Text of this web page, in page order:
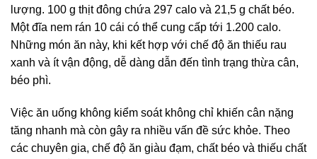
lượng. 100 g thịt đông chứa 297 calo và 21,5 g chất béo.
Một đĩa nem rán 10 cái có thể cung cấp tới 1.200 calo.
Những món ăn này, khi kết hợp với chế độ ăn thiếu rau
xanh và ít vận động, dễ dàng dẫn đến tình trạng thừa cân,
béo phì.
Việc ăn uống không kiểm soát không chỉ khiến cân nặng
tăng nhanh mà còn gây ra nhiều vấn đề sức khỏe. Theo
các chuyên gia, chế độ ăn giàu đạm, chất béo và thiếu chất